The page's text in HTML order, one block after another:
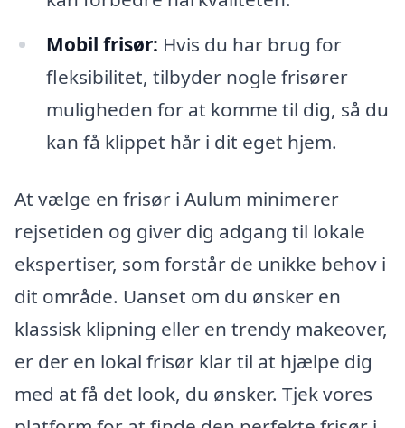
Mobil frisør: Hvis du har brug for
fleksibilitet, tilbyder nogle frisører
muligheden for at komme til dig, så du
kan få klippet hår i dit eget hjem.
At vælge en frisør i Aulum minimerer
rejsetiden og giver dig adgang til lokale
ekspertiser, som forstår de unikke behov i
dit område. Uanset om du ønsker en
klassisk klipning eller en trendy makeover,
er der en lokal frisør klar til at hjælpe dig
med at få det look, du ønsker. Tjek vores